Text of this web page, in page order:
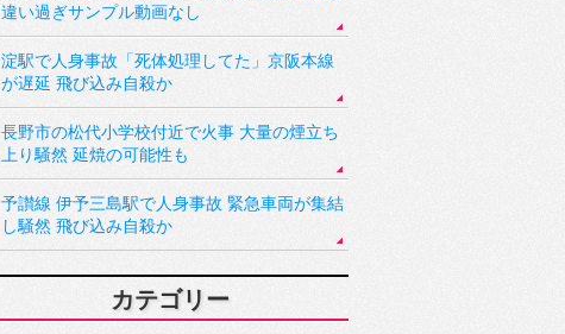
違い過ぎサンプル動画なし
淀駅で人身事故「死体処理してた」京阪本線
が遅延 飛び込み自殺か
長野市の松代小学校付近で火事 大量の煙立ち
上り騒然 延焼の可能性も
予讃線 伊予三島駅で人身事故 緊急車両が集結
し騒然 飛び込み自殺か
カテゴリー